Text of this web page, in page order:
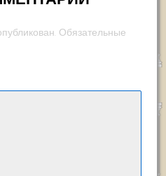
Обязательные